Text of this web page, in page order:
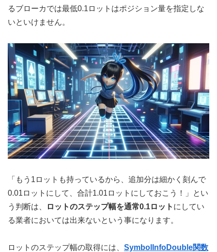
るブローカでは最低0.1ロットはポジション量を指定しな
いといけません。
「もう1ロットも持っているから、追加分は細かく刻んで
0.01ロットにして、合計1.01ロットにしておこう！」とい
う判断は、
ロットのステップ幅を通常0.1ロット にしてい
る業者においては出来ないという事になります。
ロットのステップ幅の取得には、 SymbolInfoDouble関数